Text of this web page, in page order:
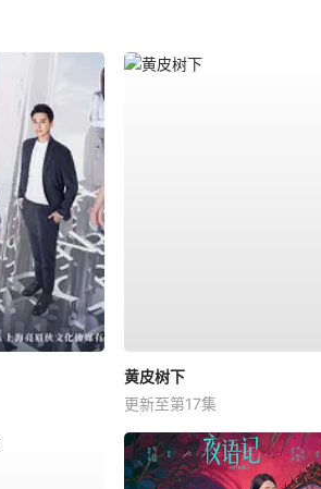
黄皮树下
更新至第17集